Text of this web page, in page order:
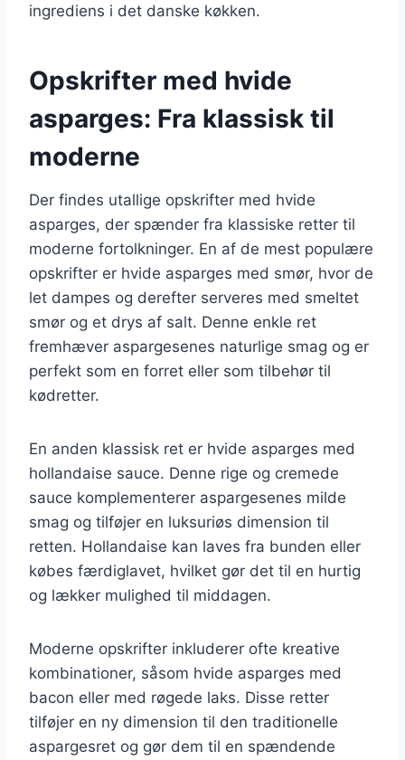
ingrediens i det danske køkken.
Opskrifter med hvide
asparges: Fra klassisk til
moderne
Der findes utallige opskrifter med hvide
asparges, der spænder fra klassiske retter til
moderne fortolkninger. En af de mest populære
opskrifter er hvide asparges med smør, hvor de
let dampes og derefter serveres med smeltet
smør og et drys af salt. Denne enkle ret
fremhæver aspargesenes naturlige smag og er
perfekt som en forret eller som tilbehør til
kødretter.
En anden klassisk ret er hvide asparges med
hollandaise sauce. Denne rige og cremede
sauce komplementerer aspargesenes milde
smag og tilføjer en luksuriøs dimension til
retten. Hollandaise kan laves fra bunden eller
købes færdiglavet, hvilket gør det til en hurtig
og lækker mulighed til middagen.
Moderne opskrifter inkluderer ofte kreative
kombinationer, såsom hvide asparges med
bacon eller med røgede laks. Disse retter
tilføjer en ny dimension til den traditionelle
aspargesret og gør dem til en spændende